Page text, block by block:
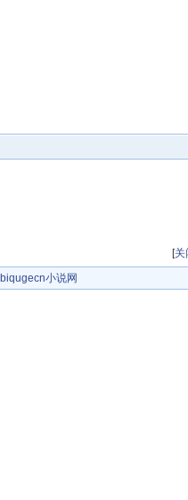
[关
biqugecn小说网